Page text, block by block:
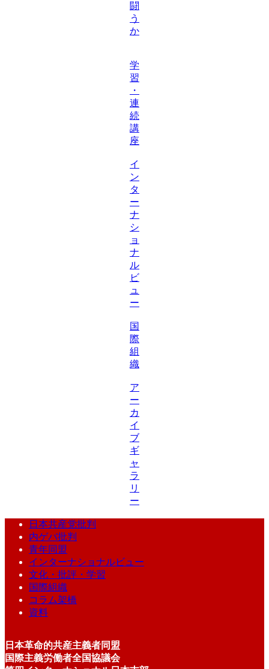
闘
う
か
学
習
・
連
続
講
座
イ
ン
タ
ー
ナ
シ
ョ
ナ
ル
ビ
ュ
ー
国
際
組
織
ア
ー
カ
イ
ブ
ギ
ャ
ラ
リ
ー
日本共産党批判
内ゲバ批判
青年同盟
インターナショナルビュー
文化・批評・学習
国際組織
コラム架橋
資料
日本革命的共産主義者同盟
国際主義労働者全国協議会